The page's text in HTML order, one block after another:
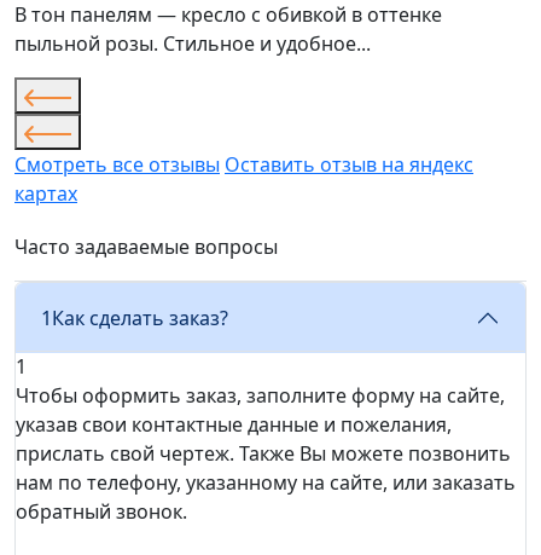
В тон панелям — кресло с обивкой в оттенке
пыльной розы. Стильное и удобное...
Смотреть все отзывы Оставить отзыв на яндекс
картах
Часто задаваемые вопросы
1Как сделать заказ?
1
Чтобы оформить заказ, заполните форму на сайте,
указав свои контактные данные и пожелания,
прислать свой чертеж. Также Вы можете позвонить
нам по телефону, указанному на сайте, или заказать
обратный звонок.